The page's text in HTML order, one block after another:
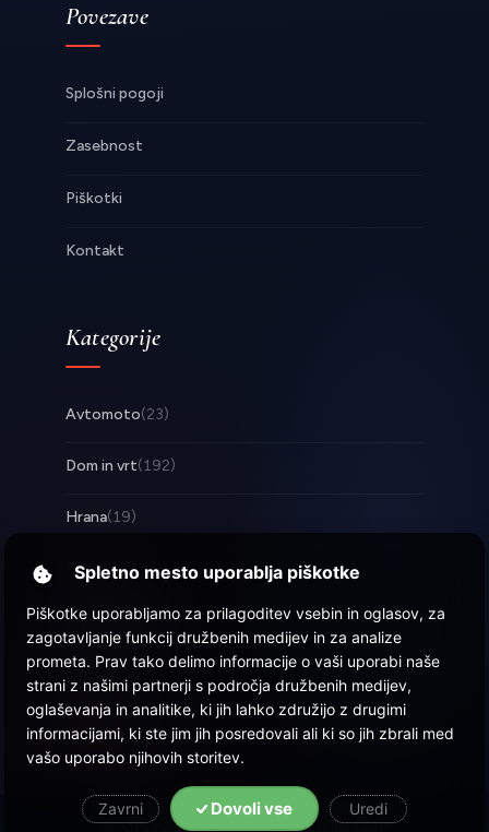
Povezave
Splošni pogoji
Zasebnost
Piškotki
Kontakt
Kategorije
Avtomoto(23)
Dom in vrt(192)
Hrana(19)
Posel(253)
Tehnologija(17)
Zabava(57)
Zdravje(22)
Spletno mesto uporablja piškotke
Piškotke uporabljamo za prilagoditev vsebin in oglasov, za
zagotavljanje funkcij družbenih medijev in za analize
prometa. Prav tako delimo informacije o vaši uporabi naše
strani z našimi partnerji s področja družbenih medijev,
oglaševanja in analitike, ki jih lahko združijo z drugimi
informacijami, ki ste jim jih posredovali ali ki so jih zbrali med
vašo uporabo njihovih storitev.
Zavrni Dovoli vse Uredi